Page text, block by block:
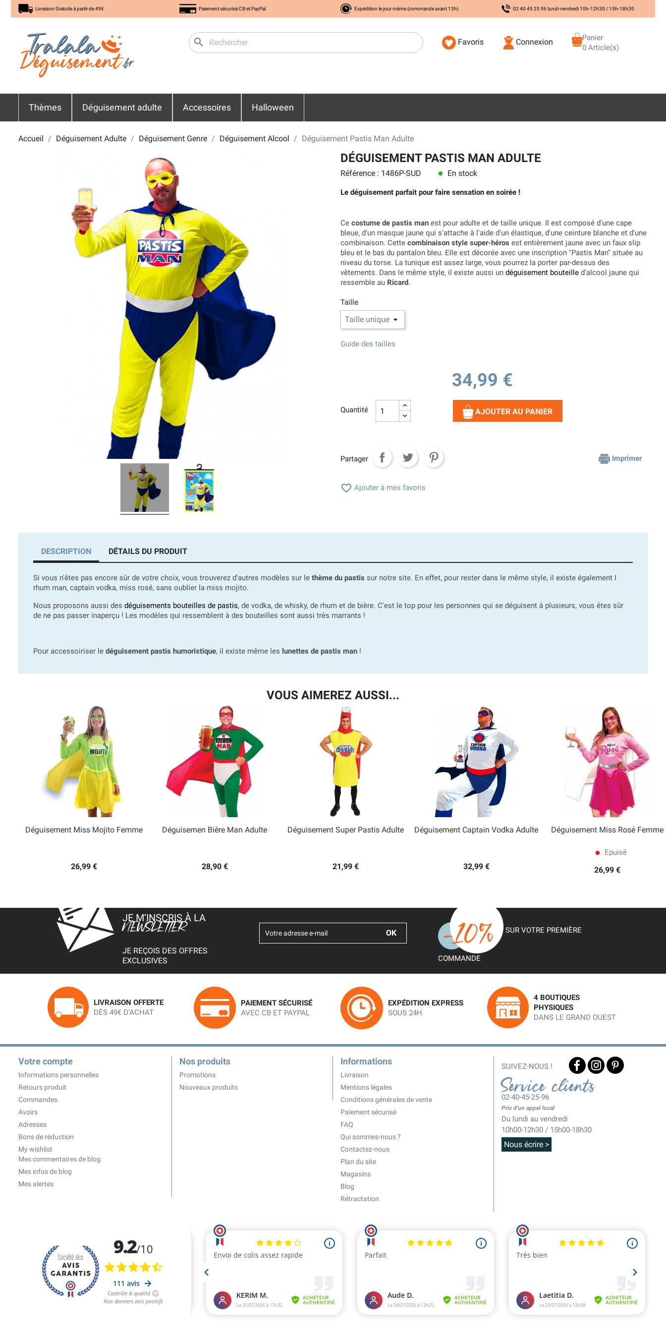
Livraison Gratuite à partir de 49€ Paiement sécurisé CB et PayPal Expédition le jour même (commande avant 13h) 02 40 45 25 96 lundi-vendredi 10h-12h30 / 15h-18h30
search Favoris Connexion
Panier
0 Article(s)
Thèmes Déguisement adulte Accessoires Halloween
Accueil Déguisement Adulte Déguisement Genre Déguisement Alcool Déguisement Pastis Man Adulte
DÉGUISEMENT PASTIS MAN ADULTE
Référence : 1486P-SUD lens En stock
Le déguisement parfait pour faire sensation en soirée !
Ce costume de pastis man est pour adulte et de taille unique. Il est composé d'une cape
bleue, d'un masque jaune qui s'attache à l'aide d'un élastique, d'une ceinture blanche et d'une
combinaison. Cette combinaison style super-héros est entièrement jaune avec un faux slip
bleu et le bas du pantalon bleu. Elle est décorée avec une inscription "Pastis Man" située au
niveau du torse. La tunique est assez large, vous pourrez la porter par-dessus des
vêtements. Dans le même style, il existe aussi un déguisement bouteille d'alcool jaune qui
ressemble au Ricard.
Taille
Guide des tailles
34,99 €
Quantité AJOUTER AU PANIER
Partager Imprimer
 Ajouter à mes favoris
DESCRIPTION DÉTAILS DU PRODUIT
Si vous n'êtes pas encore sûr de votre choix, vous trouverez d'autres modèles sur le thème du pastis sur notre site. En effet, pour rester dans le même style, il existe également I
rhum man, captain vodka, miss rosé, sans oublier la miss mojito.
Nous proposons aussi des déguisements bouteilles de pastis, de vodka, de whisky, de rhum et de bière. C'est le top pour les personnes qui se déguisent à plusieurs, vous êtes sûr
de ne pas passer inaperçu ! Les modèles qui ressemblent à des bouteilles sont aussi très marrants !
Pour accessoiriser le déguisement pastis humoristique, il existe même les lunettes de pastis man !
VOUS AIMEREZ AUSSI...
Déguisement Miss Mojito Femme
26,99 €
Déguisemen Bière Man Adulte
28,90 €
Déguisement Super Pastis Adulte
21,99 €
Déguisement Captain Vodka Adulte
32,99 €
Déguisement Miss Rosé Femme
lens Epuisé
26,99 €
JE M’INSCRIS À LA
NEWSLETTER
JE REÇOIS DES OFFRES
EXCLUSIVES
SUR VOTRE PREMIÈRE
COMMANDE
LIVRAISON OFFERTE
DÈS 49€ D'ACHAT
PAIEMENT SÉCURISÉ
AVEC CB ET PAYPAL
EXPÉDITION EXPRESS
SOUS 24H
4 BOUTIQUES
PHYSIQUES
DANS LE GRAND OUEST
Votre compte
Informations personnelles
Retours produit
Commandes
Avoirs
Adresses
Bons de réduction
My wishlist
Mes commentaires de blog
Mes infos de blog
Mes alertes
Nos produits
Promotions
Nouveaux produits
Informations
Livraison
Mentions légales
Conditions générales de vente
Paiement sécurisé
FAQ
Qui sommes-nous ?
Contactez-nous
Plan du site
Magasins
Blog
Rétractation
SUIVEZ-NOUS !
Service clients
02-40-45-25-96
Prix d'un appel local
Du lundi au vendredi
10h00-12h30 / 15h00-18h30
Nous écrire >